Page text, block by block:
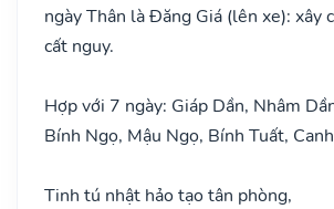
ngày Thân là Đăng Giá (lên xe): xây
cất nguy.
Hợp với 7 ngày: Giáp Dần, Nhâm
Bính Ngọ, Mậu Ngọ, Bính Tuất,
Tinh tú nhật hảo tạo tân phòng,